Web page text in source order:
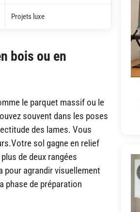
Projets luxe
bois ou en
le parquet massif ou le
souvent dans les poses
des lames. Vous
sol gagne en relief
de deux rangées
pour agrandir visuellement
phase de préparation